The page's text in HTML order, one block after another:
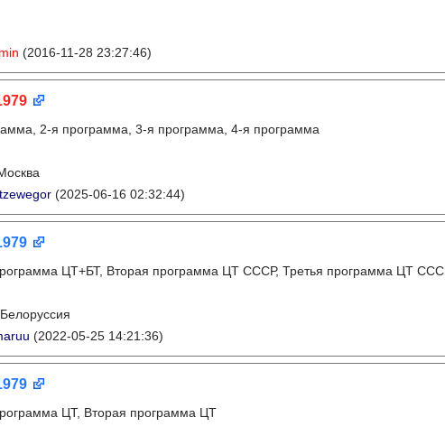
(2016-11-28 23:27:46)
2-я программа, 3-я программа, 4-я программа
(2025-06-16 02:32:44)
ЦТ+БТ, Вторая программа ЦТ ССCР, Третья программа ЦТ
(2022-05-25 14:21:36)
ЦТ, Вторая программа ЦТ